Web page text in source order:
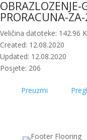
OBRAZLOZENJE-
PRORACUNA-
Veličina datoteke: 142.96
Created: 12.08.2020
Updated: 12.08.2020
Posjete: 206
Preuzmi